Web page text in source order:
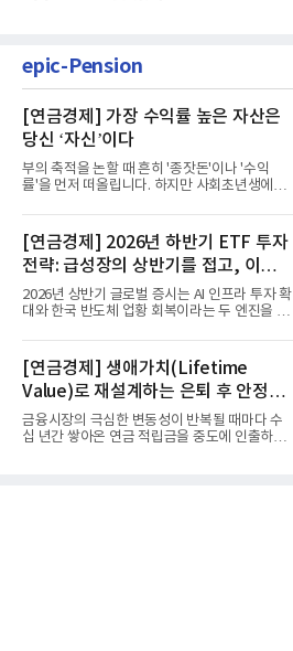
epic-Pension
[연금경제] 가장 수익률 높은 자산은
당신 ‘자신’이다
부의 축적을 논할 때 흔히 '종잣돈'이나 '수익
률'을 먼저 떠올립니다. 하지만 사회초년생에게
[연금경제] 2026년 하반기 ETF 투자
전략: 급성장의 상반기를 접고, 이제
'실적'이 가르는 하반기를 맞다
2026년 상반기 글로벌 증시는 AI 인프라 투자 확
대와 한국 반도체 업황 회복이라는 두 엔진을 달
[연금경제] 생애가치(Lifetime
Value)로 재설계하는 은퇴 후 안정적
생활보장과 평생소득 전략
금융시장의 극심한 변동성이 반복될 때마다 수
십 년간 쌓아온 연금 적립금을 중도에 인출하거